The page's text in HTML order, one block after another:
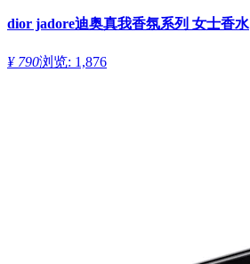
dior jadore迪奥真我香氛系列 女士香水
¥ 790浏览: 1,876